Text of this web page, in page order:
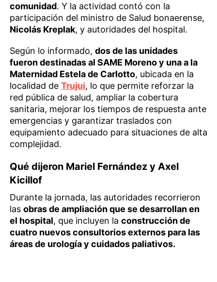
comunidad. Y la actividad contó con la
participación del ministro de Salud bonaerense,
Nicolás Kreplak, y autoridades del hospital.
Según lo informado, dos de las unidades
fueron destinadas al SAME Moreno y una a la
Maternidad Estela de Carlotto, ubicada en la
localidad de Trujui, lo que permite reforzar la
red pública de salud, ampliar la cobertura
sanitaria, mejorar los tiempos de respuesta ante
emergencias y garantizar traslados con
equipamiento adecuado para situaciones de alta
complejidad.
Qué dijeron Mariel Fernández y Axel
Kicillof
Durante la jornada, las autoridades recorrieron
las obras de ampliación que se desarrollan en
el hospital, que incluyen la construcción de
cuatro nuevos consultorios externos para las
áreas de urología y cuidados paliativos.